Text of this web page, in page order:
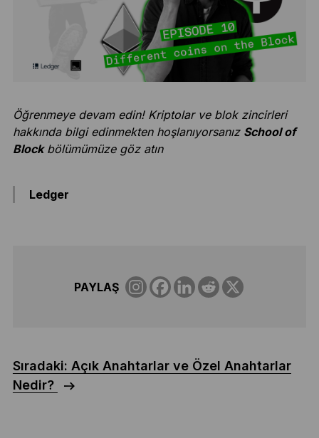
Öğrenmeye devam edin! Kriptolar ve blok zincirleri
hakkında bilgi edinmekten hoşlanıyorsanız School of
Blockbölümümüze göz atın
Ledger
PAYLAŞ
Sıradaki: Açık Anahtarlar ve Özel Anahtarlar
Nedir?